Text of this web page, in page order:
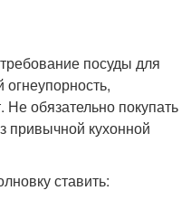
посуды для
обязательно покупать
привычной кухонной
ставить: